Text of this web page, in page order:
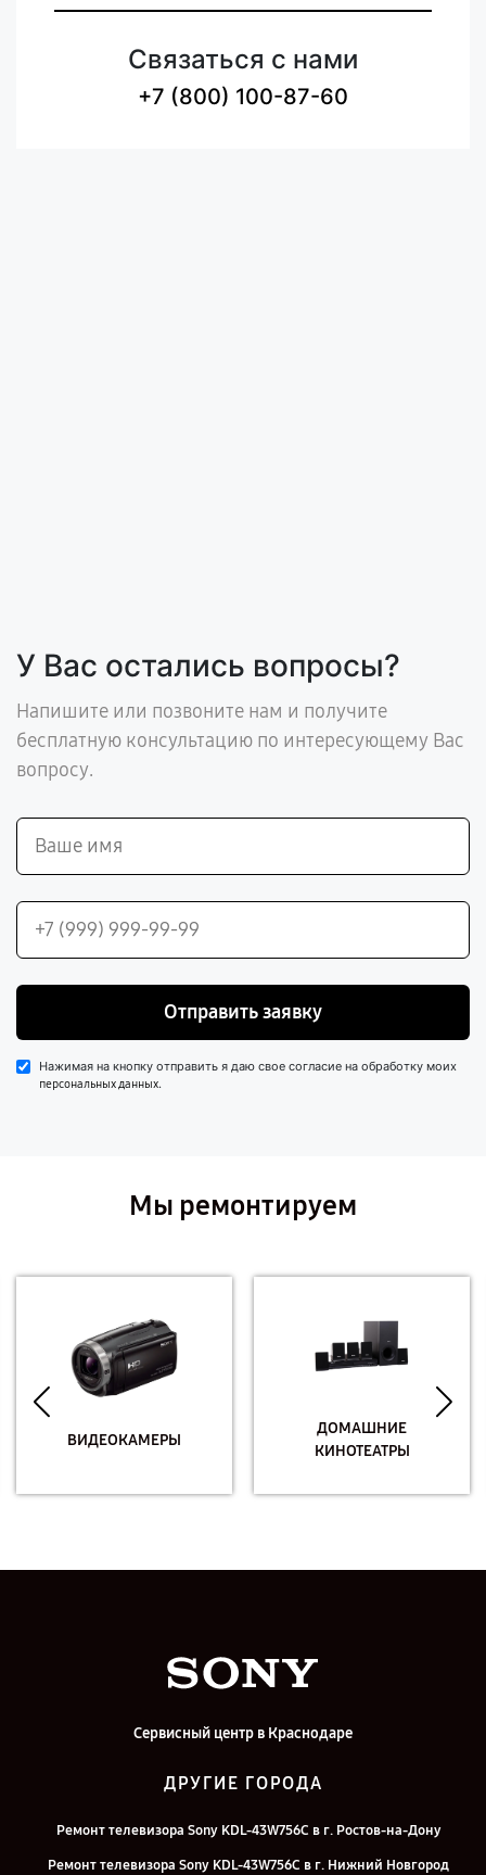
Связаться с нами
+7 (800) 100-87-60
У Вас остались вопросы?
Напишите или позвоните нам и получите
бесплатную консультацию по интересующему Вас
вопросу.
Отправить заявку
Нажимая на кнопку отправить я даю свое согласие на обработку моих
персональных данных.
Мы ремонтируем
ВИДЕОКАМЕРЫ
ДОМАШНИЕ
КИНОТЕАТРЫ
Сервисный центр в Краснодаре
ДРУГИЕ ГОРОДА
Ремонт телевизора Sony KDL-43W756C в г. Ростов-на-Дону
Ремонт телевизора Sony KDL-43W756C в г. Нижний Новгород